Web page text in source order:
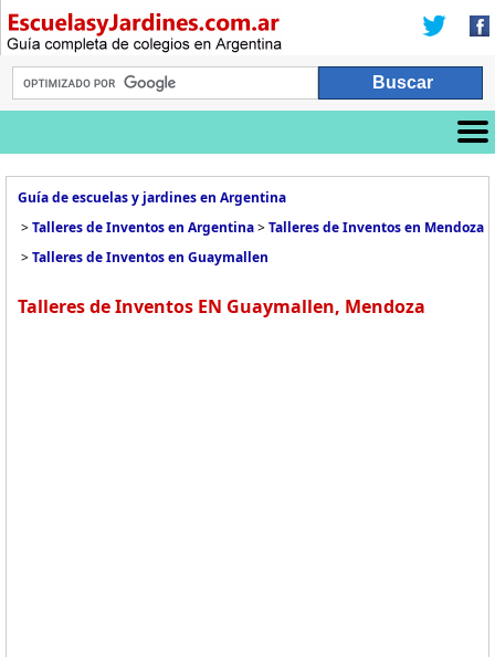
Guía de escuelas y jardines en Argentina
>Talleres de Inventos en Argentina>Talleres de Inventos en Mendoza
>Talleres de Inventos en Guaymallen
Talleres de Inventos EN Guaymallen, Mendoza